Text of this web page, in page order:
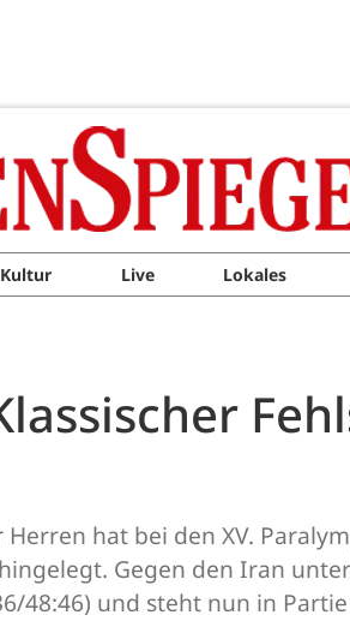
Live Lokales
hat bei den XV.
Gegen den Iran
48:46) und steht nun in